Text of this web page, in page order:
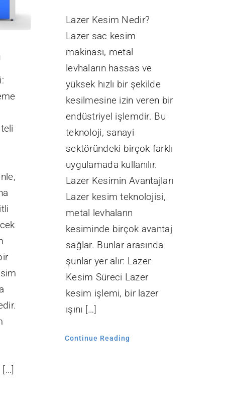
Lazer Kesim Nedir?
Lazer sac kesim
makinası, metal
levhaların hassas ve
yüksek hızlı bir şekilde
kesilmesine izin veren bir
endüstriyel işlemdir. Bu
teknoloji, sanayi
sektöründeki birçok farklı
uygulamada kullanılır.
Lazer Kesimin Avantajları
Lazer kesim teknolojisi,
metal levhaların
kesiminde birçok avantaj
sağlar. Bunlar arasında
şunlar yer alır: Lazer
Kesim Süreci Lazer
kesim işlemi, bir lazer
ışını […]
Continue Reading